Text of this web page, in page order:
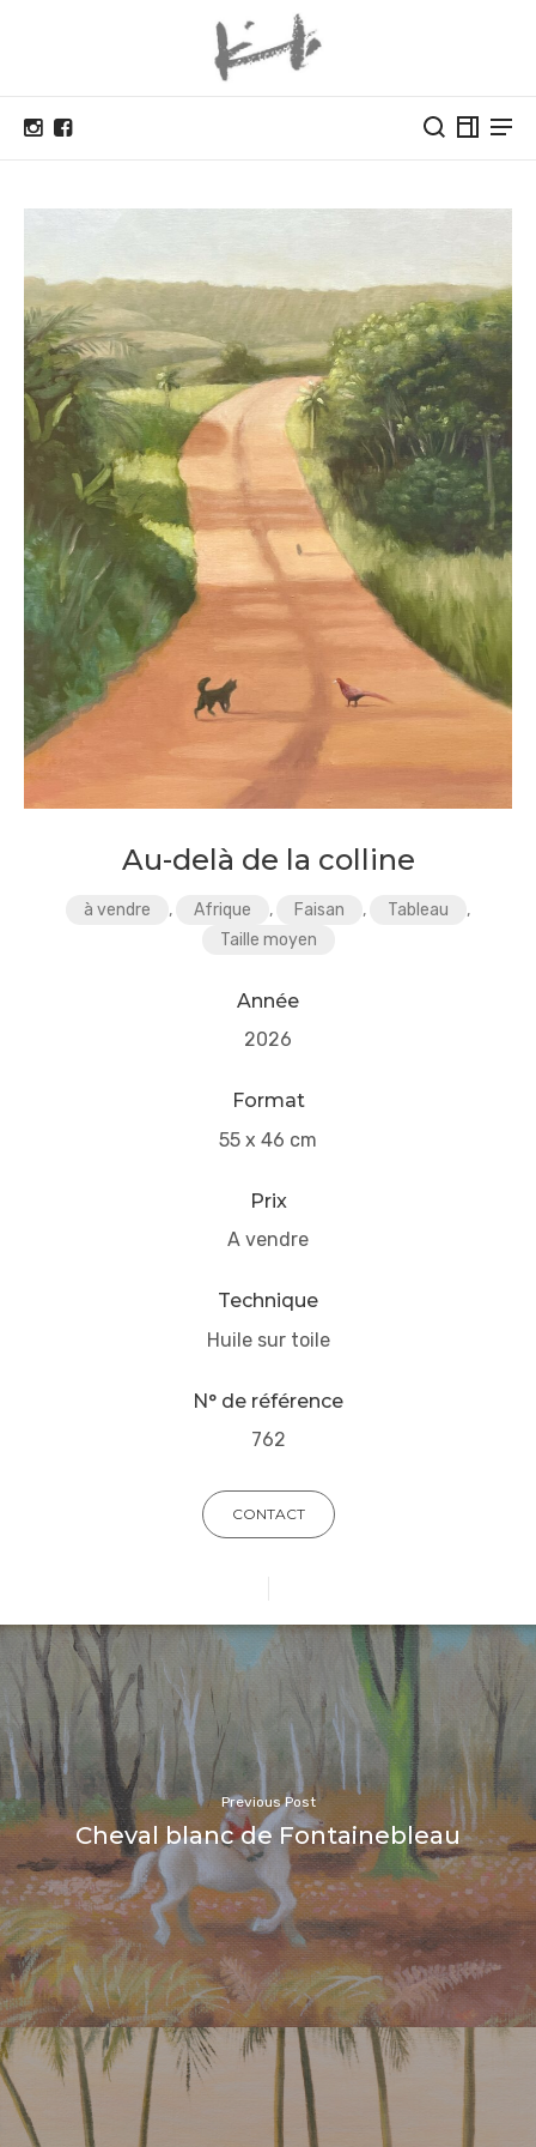
Au-delà de la colline
à vendre , Afrique , Faisan , Tableau
,
Taille moyen
Année
2026
Format
55 x 46 cm
Prix
A vendre
Technique
Huile sur toile
N° de référence
762
CONTACT
Previous Post
Cheval blanc de Fontainebleau